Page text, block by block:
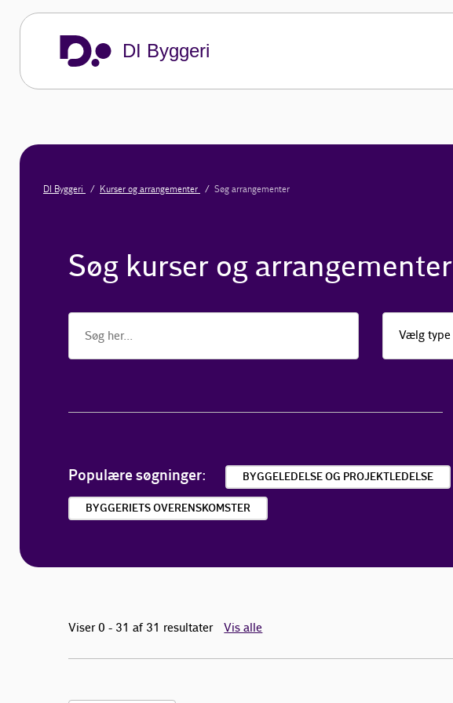
DI Byggeri
DI Byggeri Kurser og arrangementer Søg arrangementer
Søg kurser og arrangementer
Vælg type
Populære søgninger: BYGGELEDELSE OG PROJEKTLEDELSE
BYGGERIETS OVERENSKOMSTER
Viser 0 - 31 af 31 resultaterVis alle